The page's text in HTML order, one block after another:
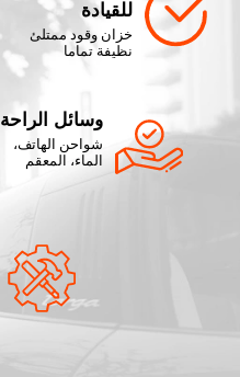
للقيادة
خزان وقود ممتلئ
نظيفة تماما
وسائل الراحة
شواحن الهاتف،
الماء، المعقم